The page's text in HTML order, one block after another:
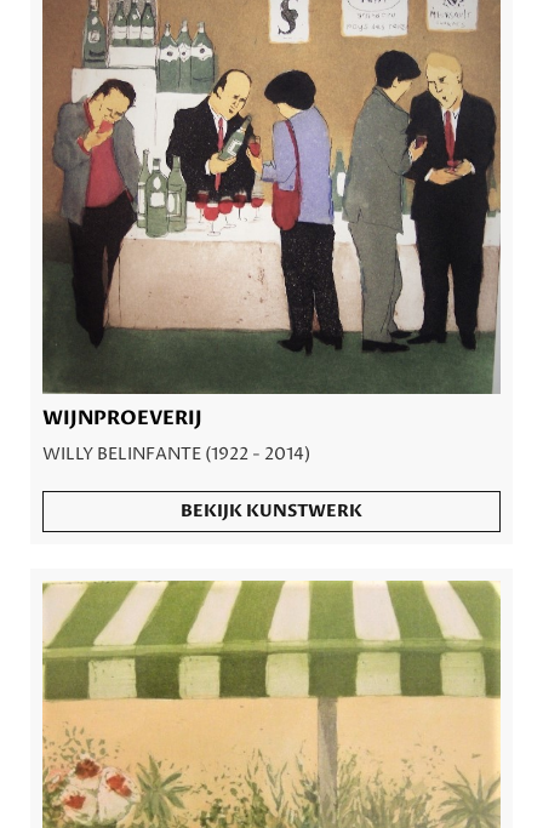
WIJNPROEVERIJ
WILLY BELINFANTE (1922 - 2014)
BEKIJK KUNSTWERK